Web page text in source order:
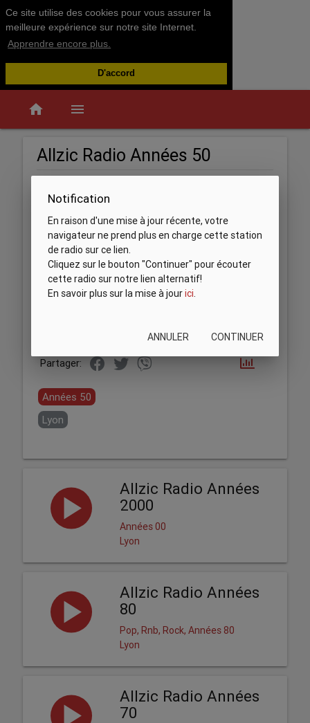
Ce site utilise des cookies pour vous assurer la
meilleure expérience sur notre site Internet.
Apprendre encore plus.
D'accord
home menu
Allzic Radio Années 50
Partager:
Notification
En raison d'une mise à jour récente, votre
navigateur ne prend plus en charge cette station
de radio sur ce lien.
Cliquez sur le bouton "Continuer" pour écouter
cette radio sur notre lien alternatif!
En savoir plus sur la mise à jourici.
ANNULER CONTINUER
Années 50
Lyon
Allzic Radio Années
2000
Années 00
Lyon
Allzic Radio Années
80
Pop, Rnb, Rock, Années 80
Lyon
Allzic Radio Années
70